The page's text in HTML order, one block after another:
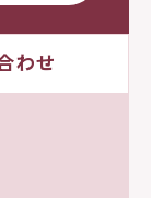
わせ